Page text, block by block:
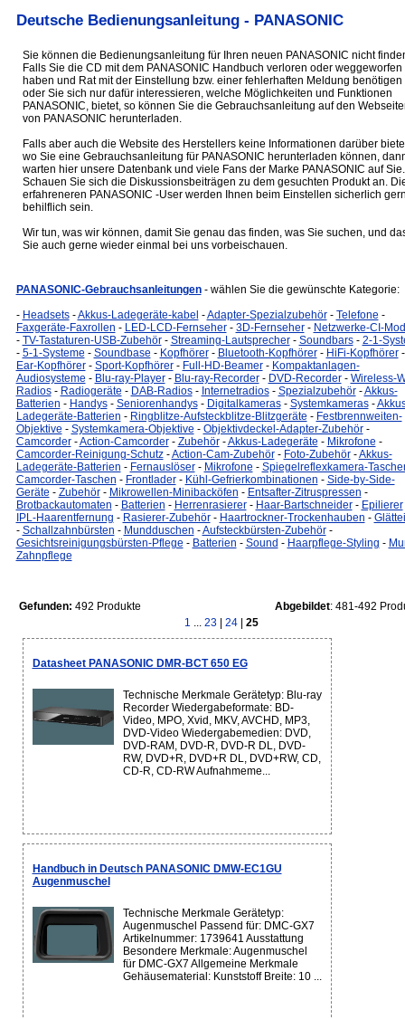
Deutsche Bedienungsanleitung - PANASONIC
Sie können die Bedienungsanleitung für Ihren neuen PANASONIC nicht
Falls Sie die CD mit dem PANASONIC Handbuch verloren oder weggeworfen
haben und Rat mit der Einstellung bzw. einer fehlerhaften Meldung benötigen
oder Sie sich nur dafür interessieren, welche Möglichkeiten und Funktionen
PANASONIC, bietet, so können Sie die Gebrauchsanleitung auf den
von PANASONIC herunterladen.
Falls aber auch die Website des Herstellers keine Informationen darüber
wo Sie eine Gebrauchsanleitung für PANASONIC herunterladen können,
warten hier unsere Datenbank und viele Fans der Marke PANASONIC auf Sie.
Schauen Sie sich die Diskussionsbeiträgen zu dem gesuchten Produkt an.
erfahreneren PANASONIC -User werden Ihnen beim Einstellen sicherlich
behilflich sein.
Wir tun, was wir können, damit Sie genau das finden, was Sie suchen, und
Sie auch gerne wieder einmal bei uns vorbeischauen.
PANASONIC-Gebrauchsanleitungen - wählen Sie die gewünschte Kategorie:
- Headsets-Akkus-Ladegeräte-kabel -Adapter-Spezialzubehör- Telefone -
Faxgeräte-Faxrollen - LED-LCD-Fernseher- 3D-Fernseher- Netzwerke-CI-
- TV-Tastaturen-USB-Zubehör- Streaming-Lautsprecher- Soundbars- 2-1-
- 5-1-Systeme - Soundbase - Kopfhörer- Bluetooth-Kopfhörer- HiFi-Kopfhörer
Ear-Kopfhörer- Sport-Kopfhörer- Full-HD-Beamer- Kompaktanlagen-
Audiosysteme - Blu-ray-Player- Blu-ray-Recorder- DVD-Recorder- Wireless-
Radios- Radiogeräte - DAB-Radios- Internetradios- Spezialzubehör-Akkus-
Batterien - Handys- Seniorenhandys- Digitalkameras- Systemkameras-
Ladegeräte-Batterien - Ringblitze-Aufsteckblitze-Blitzgeräte - Festbrennweiten-
Objektive - Systemkamera-Objektive - Objektivdeckel-Adapter-Zubehör-
Camcorder-Action-Camcorder- Zubehör-Akkus-Ladegeräte - Mikrofone -
Camcorder-Reinigung-Schutz-Action-Cam-Zubehör- Foto-Zubehör-Akkus-
Ladegeräte-Batterien - Fernauslöser- Mikrofone - Spiegelreflexkamera-
Camcorder-Taschen - Frontlader- Kühl-Gefrierkombinationen - Side-by-Side-
Geräte - Zubehör- Mikrowellen-Minibacköfen - Entsafter-Zitruspressen -
Brotbackautomaten - Batterien - Herrenrasierer- Haar-Bartschneider- Epilierer
IPL-Haarentfernung - Rasierer-Zubehör- Haartrockner-Trockenhauben -
- Schallzahnbürsten - Mundduschen -Aufsteckbürsten-Zubehör-
Gesichtsreinigungsbürsten-Pflege - Batterien - Sound - Haarpflege-Styling -
Zahnpflege
Gefunden: 492 Produkte Abgebildet: 481-492
1 ... 23 24 25
Datasheet PANASONIC DMR-BCT 650 EG
Technische Merkmale Gerätetyp: Blu-ray
Recorder Wiedergabeformate: BD-
Video, MPO, Xvid, MKV, AVCHD, MP3,
DVD-Video Wiedergabemedien: DVD,
DVD-RAM, DVD-R, DVD-R DL, DVD-
RW, DVD+R, DVD+R DL, DVD+RW, CD,
CD-R, CD-RW Aufnahmeme...
Handbuch in Deutsch PANASONIC DMW-EC1GU
Augenmuschel
Technische Merkmale Gerätetyp:
Augenmuschel Passend für: DMC-GX7
Artikelnummer: 1739641 Ausstattung
Besondere Merkmale: Augenmuschel
für DMC-GX7 Allgemeine Merkmale
Gehäusematerial: Kunststoff Breite: 10 ...